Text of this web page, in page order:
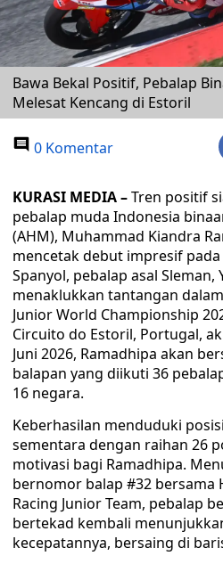
Bawa Bekal Positif, Pebalap
Melesat Kencang di Estoril
0 Komentar
KURASI MEDIA –Tren positif
pebalap muda Indonesia
(AHM), Muhammad Kiandra
mencetak debut impresif
Spanyol, pebalap asal
menaklukkan tantangan
Junior World Championship
Circuito do Estoril, Portugal,
Juni 2026, Ramadhipa akan
balapan yang diikuti 36
16 negara.
Keberhasilan menduduki
sementara dengan raihan 26
motivasi bagi Ramadhipa.
bernomor balap #32 bersama
Racing Junior Team, pebalap
bertekad kembali
kecepatannya, bersaing di